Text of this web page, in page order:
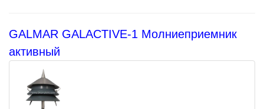
GALMAR GALACTIVE-1 Молниеприемник
активный